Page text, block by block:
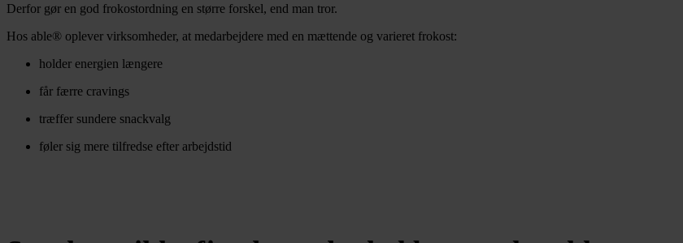
Derfor gør en god frokostordning en større forskel, end man tror.
Hos able® oplever virksomheder, at medarbejdere med en mættende og varieret frokost:
holder energien længere
får færre cravings
træffer sundere snackvalg
føler sig mere tilfredse efter arbejdstid